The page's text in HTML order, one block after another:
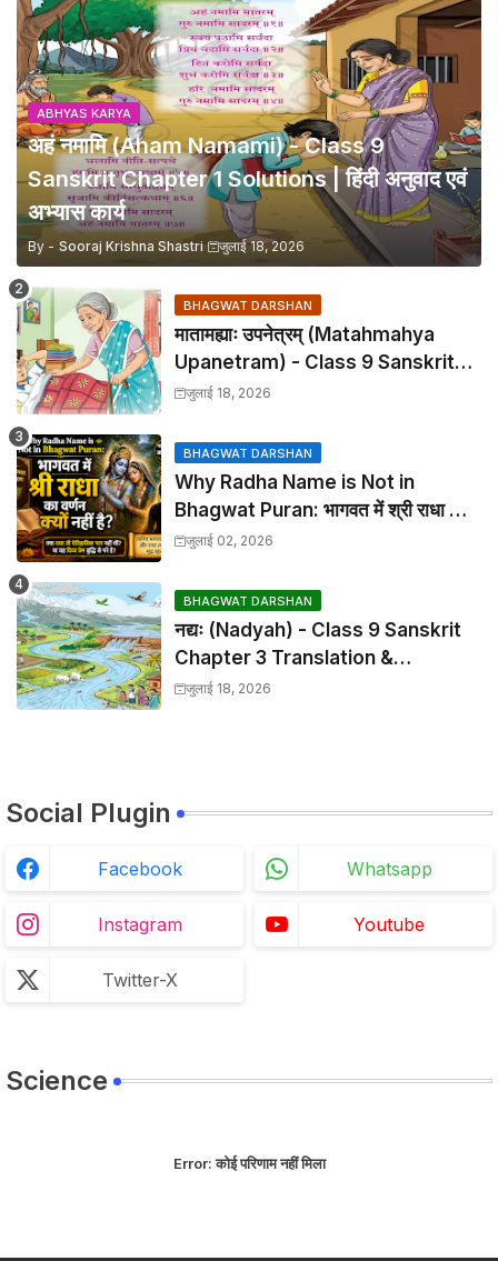
ABHYAS KARYA
अहं नमामि (Aham Namami) - Class 9
Sanskrit Chapter 1 Solutions | हिंदी अनुवाद एवं
अभ्यास कार्य
By - Sooraj Krishna Shastri जुलाई 18, 2026
BHAGWAT DARSHAN
मातामह्याः उपनेत्रम् (Matahmahya
Upanetram) - Class 9 Sanskrit
Chapter 2 Translation &
जुलाई 18, 2026
BHAGWAT DARSHAN
Why Radha Name is Not in
Bhagwat Puran: भागवत में श्री राधा का
वर्णन क्यों नहीं है?
जुलाई 02, 2026
BHAGWAT DARSHAN
नद्यः (Nadyah) - Class 9 Sanskrit
Chapter 3 Translation &
Solutions
जुलाई 18, 2026
Social Plugin
Facebook Whatsapp
Instagram Youtube
Twitter-X
Science
Error:कोई परिणाम नहीं मिला